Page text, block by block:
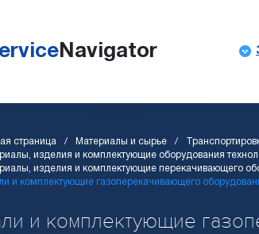
Navigator
страница Материалы и сырье
изделия и комплектующие оборудования
изделия и комплектующие перекачивающего
и комплектующие газоперекачивающего
и комплектующие